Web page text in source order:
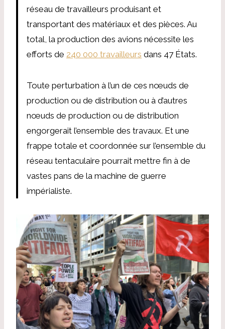
réseau de travailleurs produisant et
transportant des matériaux et des pièces. Au
total, la production des avions nécessite les
efforts de 240 000 travailleurs dans 47 États.
Toute perturbation à l’un de ces nœuds de
production ou de distribution ou à d’autres
nœuds de production ou de distribution
engorgerait l’ensemble des travaux. Et une
frappe totale et coordonnée sur l’ensemble du
réseau tentaculaire pourrait mettre fin à de
vastes pans de la machine de guerre
impérialiste.